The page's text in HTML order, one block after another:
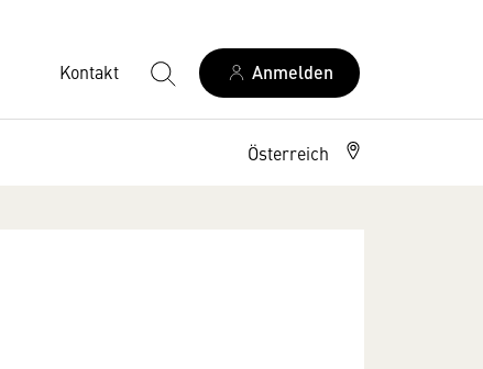
Kontakt Anmelden
Österreich